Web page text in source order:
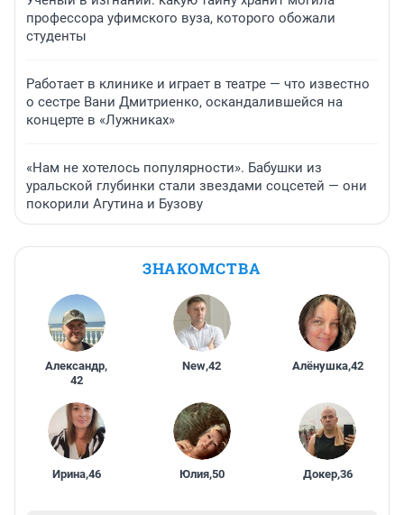
профессора уфимского вуза, которого обожали
студенты
Работает в клинике и играет в театре — что известно
о сестре Вани Дмитриенко, оскандалившейся на
концерте в «Лужниках»
«Нам не хотелось популярности». Бабушки из
уральской глубинки стали звездами соцсетей — они
покорили Агутина и Бузову
ЗНАКОМСТВА
Александр,
42
New,42 Алёнушка,42
Ирина,46 Юлия,50 Докер,36